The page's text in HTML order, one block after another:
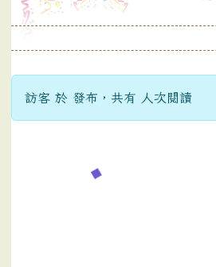
訪客 於 發布，共有 人次閱讀